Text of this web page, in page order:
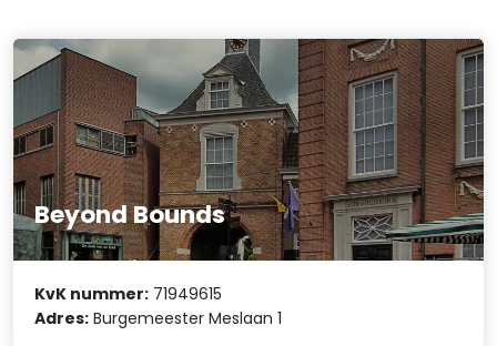
Beyond Bounds
KvK nummer: 71949615
Adres: Burgemeester Meslaan 1